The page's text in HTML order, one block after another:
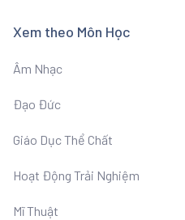
Xem theo Môn Học
Âm Nhạc
Đạo Đức
Giáo Dục Thể Chất
Hoạt Động Trải Nghiệm
Mĩ Thuật